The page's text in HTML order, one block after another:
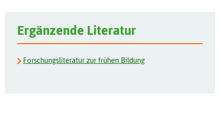
Ergänzende Literatur
Forschungsliteratur zur frühen Bildung